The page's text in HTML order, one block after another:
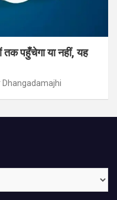
तक पहुँचेगा या नहीं, यह
Dhangadamajhi